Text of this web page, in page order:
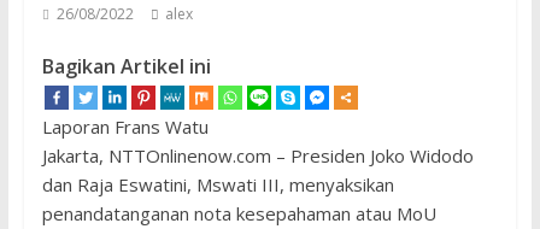
26/08/2022 alex
Bagikan Artikel ini
Laporan Frans Watu
Jakarta, NTTOnlinenow.com – Presiden Joko Widodo
dan Raja Eswatini, Mswati III, menyaksikan
penandatanganan nota kesepahaman atau MoU